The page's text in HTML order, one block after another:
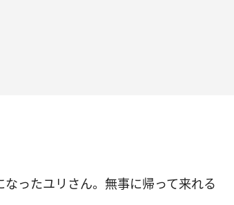
ったユリさん。無事に帰って来れる